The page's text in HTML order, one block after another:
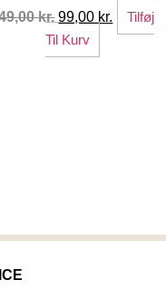
på
kr. Den
oprindelige
pris
99,00 kr. Den
aktuelle
Tilføj
Til Kurv